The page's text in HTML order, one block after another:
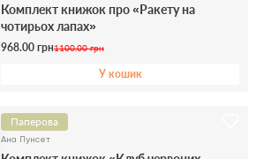
Комплект книжок про «Ракету на
чотирьох лапах»
968.00 грн1100.00 грн
У кошик
Паперова
Ана Пунсет